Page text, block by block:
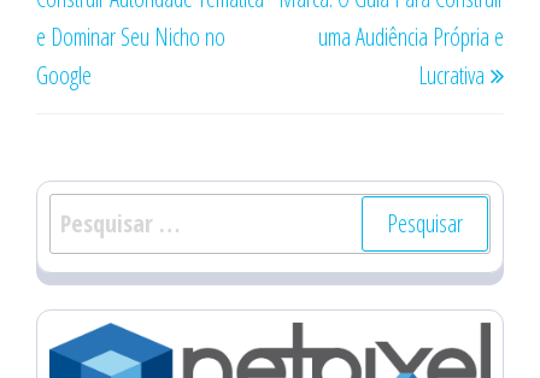
Post
e Dominar Seu Nicho no
Google
uma Audiência Própria e
Lucrativa
Pesquisar
por: